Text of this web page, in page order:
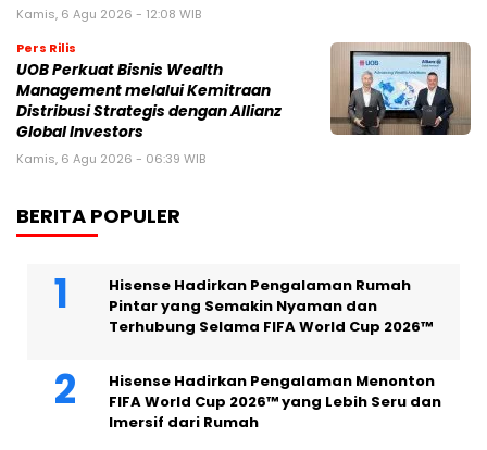
Kamis, 6 Agu 2026 - 12:08 WIB
Pers Rilis
UOB Perkuat Bisnis Wealth
Management melalui Kemitraan
Distribusi Strategis dengan Allianz
Global Investors
Kamis, 6 Agu 2026 - 06:39 WIB
BERITA POPULER
Hisense Hadirkan Pengalaman Rumah
Pintar yang Semakin Nyaman dan
Terhubung Selama FIFA World Cup 2026™
Hisense Hadirkan Pengalaman Menonton
FIFA World Cup 2026™ yang Lebih Seru dan
Imersif dari Rumah